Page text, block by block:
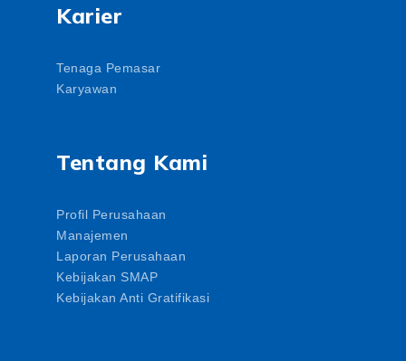
Karier
Tenaga Pemasar
Karyawan
Tentang Kami
Profil Perusahaan
Manajemen
Laporan Perusahaan
Kebijakan SMAP
Kebijakan Anti Gratifikasi